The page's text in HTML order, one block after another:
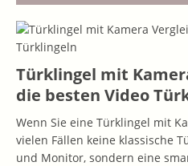
Türklingel mit
die besten Video
Wenn Sie eine Türklingel mit
vielen Fällen keine klassische
und Monitor, sondern eine